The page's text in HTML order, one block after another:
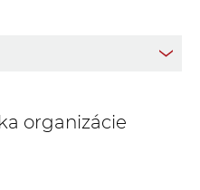
organizácie